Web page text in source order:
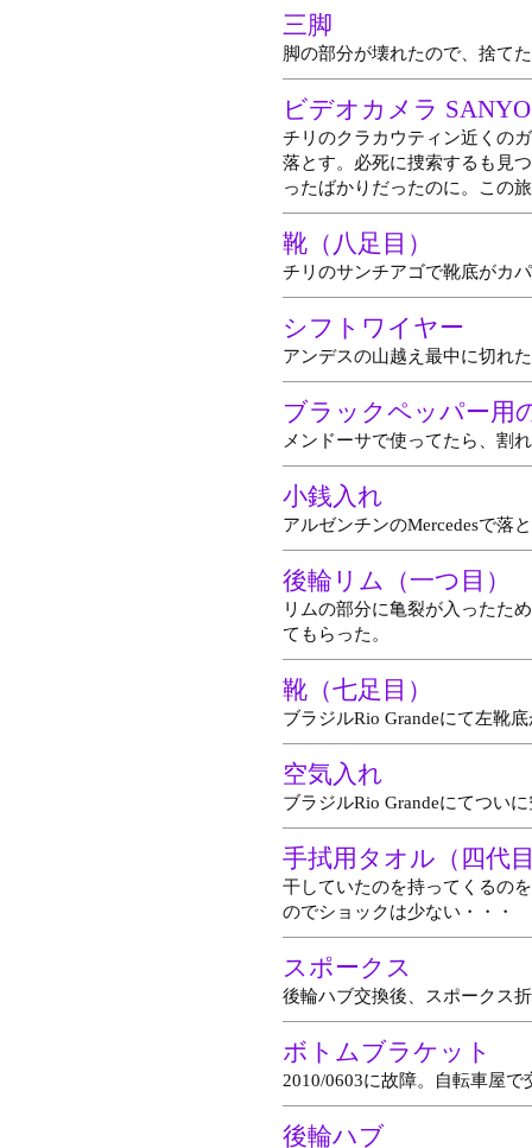
三脚
脚の部分が壊れたので、捨て
ビデオカメラ
チリのクラカウティン近くの
落とす。必死に捜索するも見
ったばかりだったのに。この
靴（八足目）
チリのサンチアゴで靴底がカ
シフトワイヤー
アンデスの山越え最中に切れ
ブラックペッパー用
メンドーサで使ってたら、割
小銭入れ
アルゼンチンのMercedesで落
後輪リム（一つ目）
リムの部分に亀裂が入ったた
てもらった。
靴（七足目）
ブラジルRio Grandeにて左靴
空気入れ
ブラジルRio Grandeにてつい
手拭用タオル（四代
干していたのを持ってくるの
のでショックは少ない・・・
スポークス
後輪ハブ交換後、スポークス
ボトムブラケット
2010/0603に故障。自転車屋で
後輪ハブ